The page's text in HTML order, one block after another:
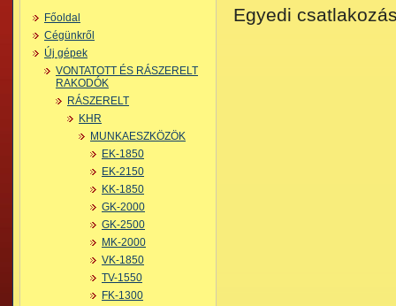
Főoldal
Cégünkről
Új gépek
VONTATOTT ÉS RÁSZERELT
RAKODÓK
RÁSZERELT
KHR
MUNKAESZKÖZÖK
EK-1850
EK-2150
KK-1850
GK-2000
GK-2500
MK-2000
VK-1850
TV-1550
FK-1300
Egyedi